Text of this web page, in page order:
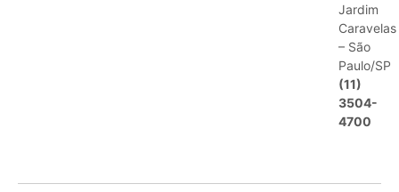
Jardim
Caravelas
– São
Paulo/SP
(11)
3504-
4700